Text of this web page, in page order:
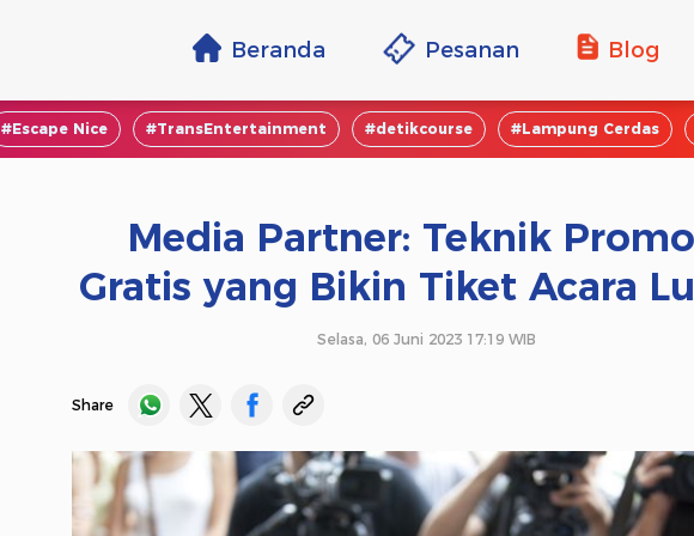
Beranda Pesanan Blog
#Escape Nice #TransEntertainment #detikcourse #Lampung Cerdas
Media Partner: Teknik
Gratis yang Bikin Tiket Acara
Selasa, 06 Juni 2023 17:19 WIB
Share